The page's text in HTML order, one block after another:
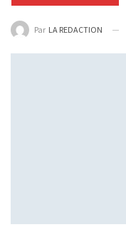
Par LA REDACTION